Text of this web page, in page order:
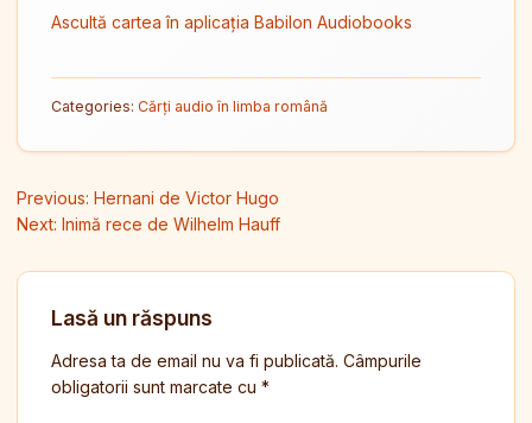
Ascultă cartea în aplicația Babilon Audiobooks
Categories: Cărți audio în limba română
Navigare în articole
Previous: Hernani de Victor Hugo
Next: Inimă rece de Wilhelm Hauff
Lasă un răspuns
Adresa ta de email nu va fi publicată. Câmpurile
obligatorii sunt marcate cu *